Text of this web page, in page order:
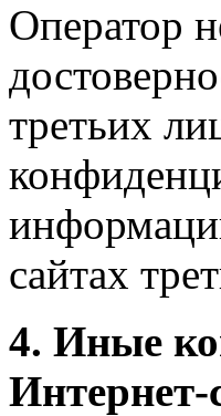
Оператор
третьих
сайтах
4. Иные
Интернет-